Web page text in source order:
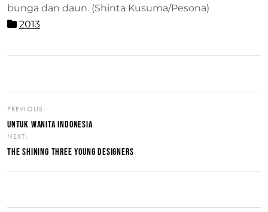
bunga dan daun. (Shinta Kusuma/Pesona)
2013
PREVIOUS:
UNTUK WANITA INDONESIA
NEXT:
THE SHINING THREE YOUNG DESIGNERS